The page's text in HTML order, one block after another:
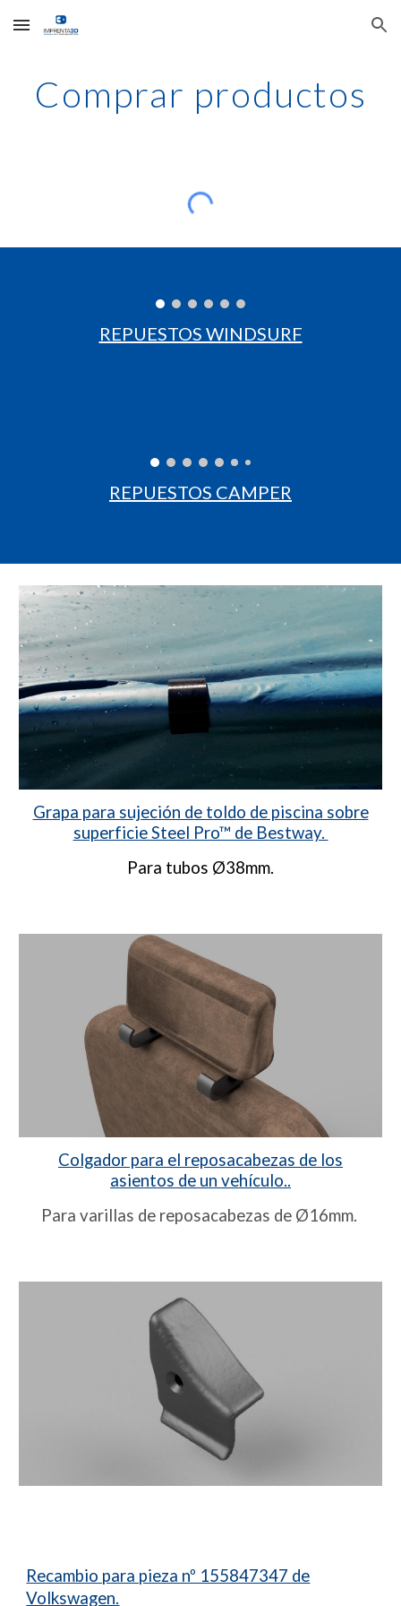
Skip to main content Skip to navigation
Comprar productos
REPUESTOS WINDSURF
REPUESTOS CAMPER
Grapa para sujeción de toldo de piscina sobre
superficie Steel Pro™ de Bestway.
Para tubos Ø38mm.
Colgador para el reposacabezas de los
asientos de un vehículo..
Para varillas de reposacabezas de Ø16mm.
Recambio para pieza nº 155847347 de
Volkswagen.